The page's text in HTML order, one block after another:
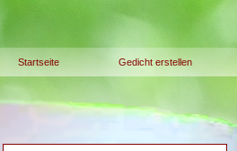
Startseite Gedicht erstellen